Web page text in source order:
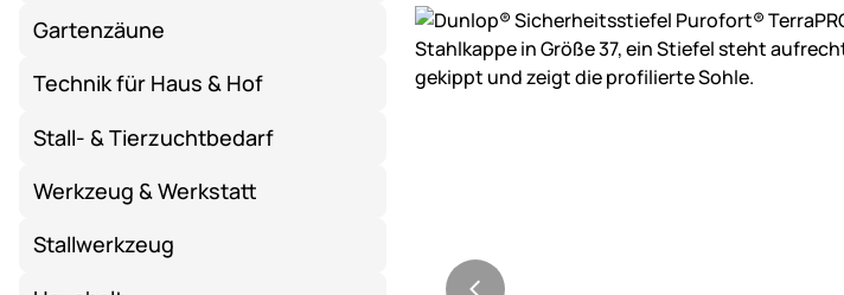
Gartenzäune
Technik für Haus & Hof
Stall- & Tierzuchtbedarf
Werkzeug & Werkstatt
Stallwerkzeug
Produktgalerie